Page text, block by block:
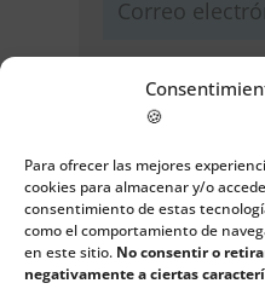
🍪
Para ofrecer las mejores
cookies para almacenar y/o
consentimiento de estas
como el comportamiento de
en este sitio. No consentir o
negativamente a ciertas
electrónico y web
para la próxima